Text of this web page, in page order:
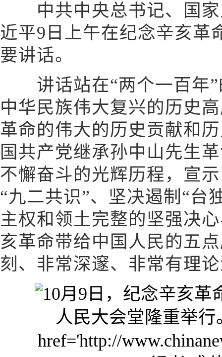
中共中央总书记、国家
近平9日上午在纪念辛亥革
要讲话。
讲话站在“两个一百年”
中华民族伟大复兴的历史
革命的伟大的历史贡献和
国共产党继承孙中山先生
不懈奋斗的光辉历程，宣
“九二共识”、坚决遏制“台
主权和领土完整的坚强决
亥革命带给中国人民的五
刻、非常深邃、非常有理